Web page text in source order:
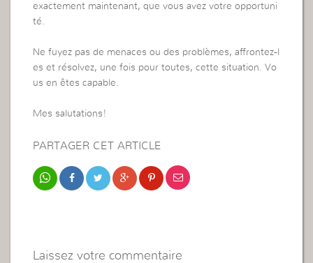
exactement maintenant, que vous avez votre opportuni
té.
Ne fuyez pas de menaces ou des problèmes, affrontez-l
es et résolvez, une fois pour toutes, cette situation. Vo
us en êtes capable.
Mes salutations!
PARTAGER CET ARTICLE
Laissez votre commentaire